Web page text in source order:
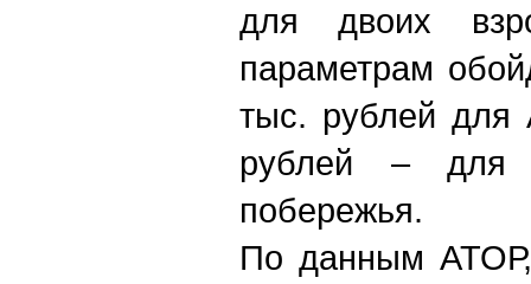
для двоих
параметрам
тыс. рублей для
рублей – для
побережья.
По данным